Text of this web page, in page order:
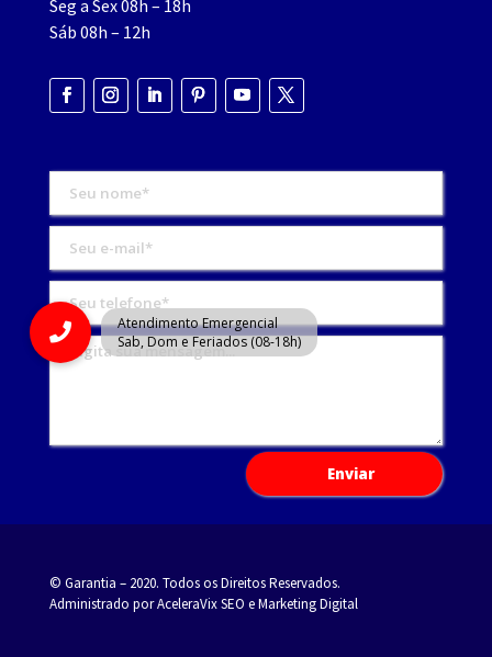
Seg a Sex 08h – 18h
Sáb 08h – 12h
© Garantia – 2020. Todos os Direitos Reservados.
Administrado por AceleraVixSEO eMarketing Digital